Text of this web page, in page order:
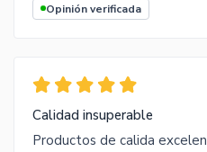
Opinión verificada
Calidad insuperable
Productos de calida